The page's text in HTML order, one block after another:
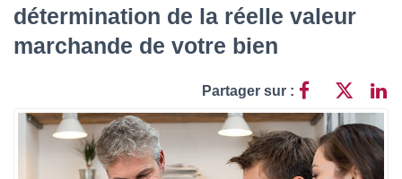
Guide de l'immo
Katel Viager
détermination de la réelle valeur
marchande de votre bien
Partager sur :